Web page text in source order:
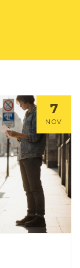
7
NOV